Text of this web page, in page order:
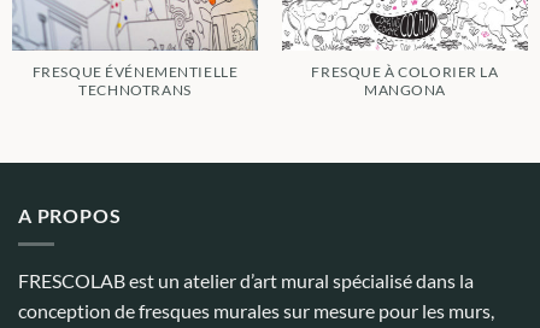
FRESQUE ÉVÉNEMENTIELLE
TECHNOTRANS
FRESQUE À COLORIER LA
MANGONA
A PROPOS
FRESCOLAB est un atelier d’art mural spécialisé dans la
conception de fresques murales sur mesure pour les murs,